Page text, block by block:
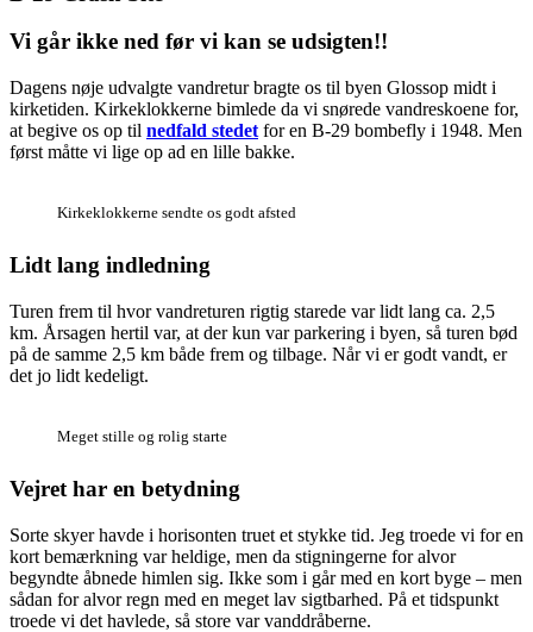
Vi går ikke ned før vi kan se udsigten!!
Dagens nøje udvalgte vandretur bragte os til byen Glossop midt i
kirketiden. Kirkeklokkerne bimlede da vi snørede vandreskoene for,
at begive os op til nedfald stedet for en B-29 bombefly i 1948. Men
først måtte vi lige op ad en lille bakke.
Kirkeklokkerne sendte os godt afsted
Lidt lang indledning
Turen frem til hvor vandreturen rigtig starede var lidt lang ca. 2,5
km. Årsagen hertil var, at der kun var parkering i byen, så turen bød
på de samme 2,5 km både frem og tilbage. Når vi er godt vandt, er
det jo lidt kedeligt.
Meget stille og rolig starte
Vejret har en betydning
Sorte skyer havde i horisonten truet et stykke tid. Jeg troede vi for en
kort bemærkning var heldige, men da stigningerne for alvor
begyndte åbnede himlen sig. Ikke som i går med en kort byge – men
sådan for alvor regn med en meget lav sigtbarhed. På et tidspunkt
troede vi det havlede, så store var vanddråberne.